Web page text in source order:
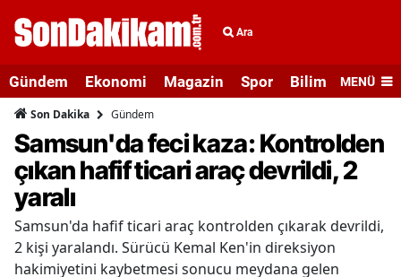
Ara
Gündem Ekonomi Magazin Spor Bilim veMENÜ
Son Dakika Gündem
Samsun'da feci kaza: Kontrolden
çıkan hafif ticari araç devrildi, 2
yaralı
Samsun'da hafif ticari araç kontrolden çıkarak devrildi,
2 kişi yaralandı. Sürücü Kemal Ken'in direksiyon
hakimiyetini kaybetmesi sonucu meydana gelen